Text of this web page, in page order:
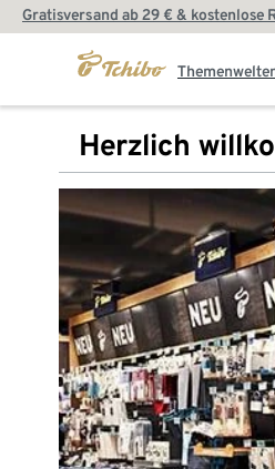
Gratisversand ab 29 € & kostenlose
Herzlich